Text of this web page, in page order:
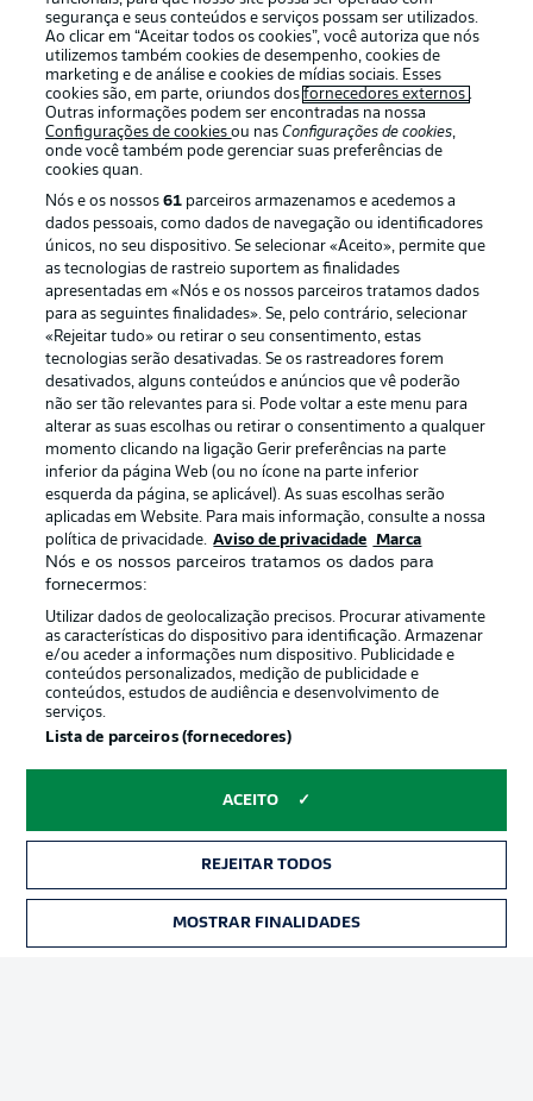
Português Modo de visualização
Login
Football as it’s meant to be
APLICATIVO DA BUNDESLIGA
Oferecido por
Gerir preferências Aviso de privacidade
Termos de uso Emissoras
segurança e seus conteúdos e serviços possam ser utilizados.
Ao clicar em “Aceitar todos os cookies”, você autoriza que nós
utilizemos também cookies de desempenho, cookies de
marketing e de análise e cookies de mídias sociais. Esses
cookies são, em parte, oriundos dosfornecedores externos .
Outras informações podem ser encontradas na nossa
Configurações de cookiesou nasConfigurações de cookies,
onde você também pode gerenciar suas preferências de
cookies quan.
Nós e os nossos61 parceiros armazenamos e acedemos a
dados pessoais, como dados de navegação ou identificadores
únicos, no seu dispositivo. Se selecionar «Aceito», permite que
as tecnologias de rastreio suportem as finalidades
apresentadas em «Nós e os nossos parceiros tratamos dados
para as seguintes finalidades». Se, pelo contrário, selecionar
«Rejeitar tudo» ou retirar o seu consentimento, estas
tecnologias serão desativadas. Se os rastreadores forem
desativados, alguns conteúdos e anúncios que vê poderão
não ser tão relevantes para si. Pode voltar a este menu para
alterar as suas escolhas ou retirar o consentimento a qualquer
momento clicando na ligação Gerir preferências na parte
inferior da página Web (ou no ícone na parte inferior
esquerda da página, se aplicável). As suas escolhas serão
aplicadas em Website. Para mais informação, consulte a nossa
política de privacidade. Aviso de privacidade Marca
Nós e os nossos parceiros tratamos os dados para
fornecermos:
Utilizar dados de geolocalização precisos. Procurar ativamente
as características do dispositivo para identificação. Armazenar
e/ou aceder a informações num dispositivo. Publicidade e
conteúdos personalizados, medição de publicidade e
conteúdos, estudos de audiência e desenvolvimento de
serviços.
Lista de parceiros (fornecedores)
ACEITO
REJEITAR TODOS
MOSTRAR FINALIDADES